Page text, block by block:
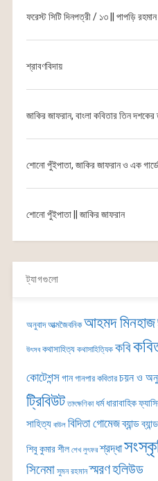
ফরেস্ট সিটি দিনপত্রী / ১৩ || পাপড়ি রহমান
শ্রাবণবিদায়
জাকির জাফরান, বাংলা কবিতার তিন দশকের
শোনো পুঁইপাতা, জাকির জাফরান ও এক
শোনো পুঁইপাতা || জাকির জাফরান
ট্যাগগুলো
অনুবাদ আত্মজৈবনিক আহমদ মিনহাজ
উৎসব কথাসাহিত্য কথাসাহিত্যিক কবি
কোটেশন্সগান গানপার কবিতার চয়ন ও
ট্রিবিউট তাৎক্ষণিকা ধর্ম ধারাবাহিক
সাহিত্য বাউল বিদিতা গোমেজব্যান্ড
শিবু কুমার শীল শেখ লুৎফর শ্রদ্ধা
সিনেমা সুমন রহমান স্মরণহলিউড